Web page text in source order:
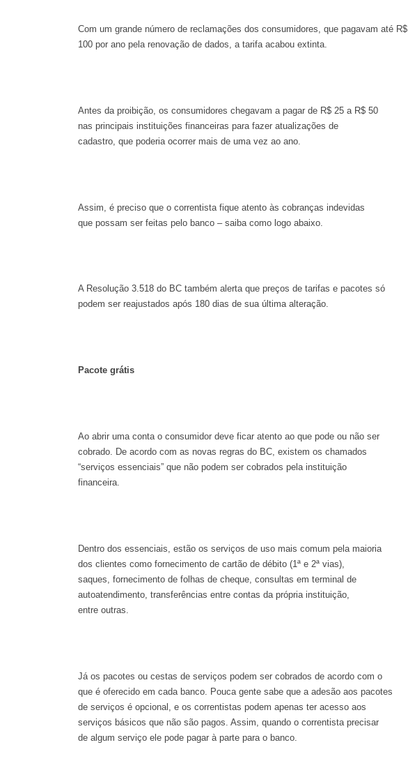
Com um grande número de reclamações dos consumidores, que pagavam até R$
100 por ano pela renovação de dados, a tarifa acabou extinta.
Antes da proibição, os consumidores chegavam a pagar de R$ 25 a R$ 50
nas principais instituições financeiras para fazer atualizações de
cadastro, que poderia ocorrer mais de uma vez ao ano.
Assim, é preciso que o correntista fique atento às cobranças indevidas
que possam ser feitas pelo banco – saiba como logo abaixo.
A Resolução 3.518 do BC também alerta que preços de tarifas e pacotes só
podem ser reajustados após 180 dias de sua última alteração.
Pacote grátis
Ao abrir uma conta o consumidor deve ficar atento ao que pode ou não ser
cobrado. De acordo com as novas regras do BC, existem os chamados
“serviços essenciais” que não podem ser cobrados pela instituição
financeira.
Dentro dos essenciais, estão os serviços de uso mais comum pela maioria
dos clientes como fornecimento de cartão de débito (1ª e 2ª vias),
saques, fornecimento de folhas de cheque, consultas em terminal de
autoatendimento, transferências entre contas da própria instituição,
entre outras.
Já os pacotes ou cestas de serviços podem ser cobrados de acordo com o
que é oferecido em cada banco. Pouca gente sabe que a adesão aos pacotes
de serviços é opcional, e os correntistas podem apenas ter acesso aos
serviços básicos que não são pagos. Assim, quando o correntista precisar
de algum serviço ele pode pagar à parte para o banco.